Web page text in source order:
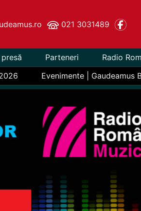
021 3031489
Parteneri
Radio
Evenimente | Gaudeamus